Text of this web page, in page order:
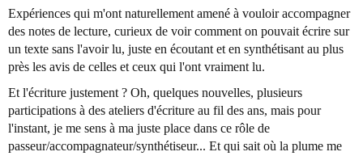
Expériences qui m'ont naturellement amené à vouloir accompagner
des notes de lecture, curieux de voir comment on pouvait écrire sur
un texte sans l'avoir lu, juste en écoutant et en synthétisant au plus
près les avis de celles et ceux qui l'ont vraiment lu.
Et l'écriture justement ? Oh, quelques nouvelles, plusieurs
participations à des ateliers d'écriture au fil des ans, mais pour
l'instant, je me sens à ma juste place dans ce rôle de
passeur/accompagnateur/synthétiseur... Et qui sait où la plume me